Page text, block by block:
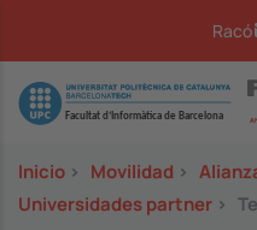
Racó
Image
Inicio > Movilidad >
Universidades partner >